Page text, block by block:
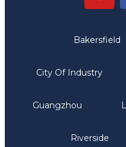
Bakersfield
City Of Industry
Guangzhou
Riverside